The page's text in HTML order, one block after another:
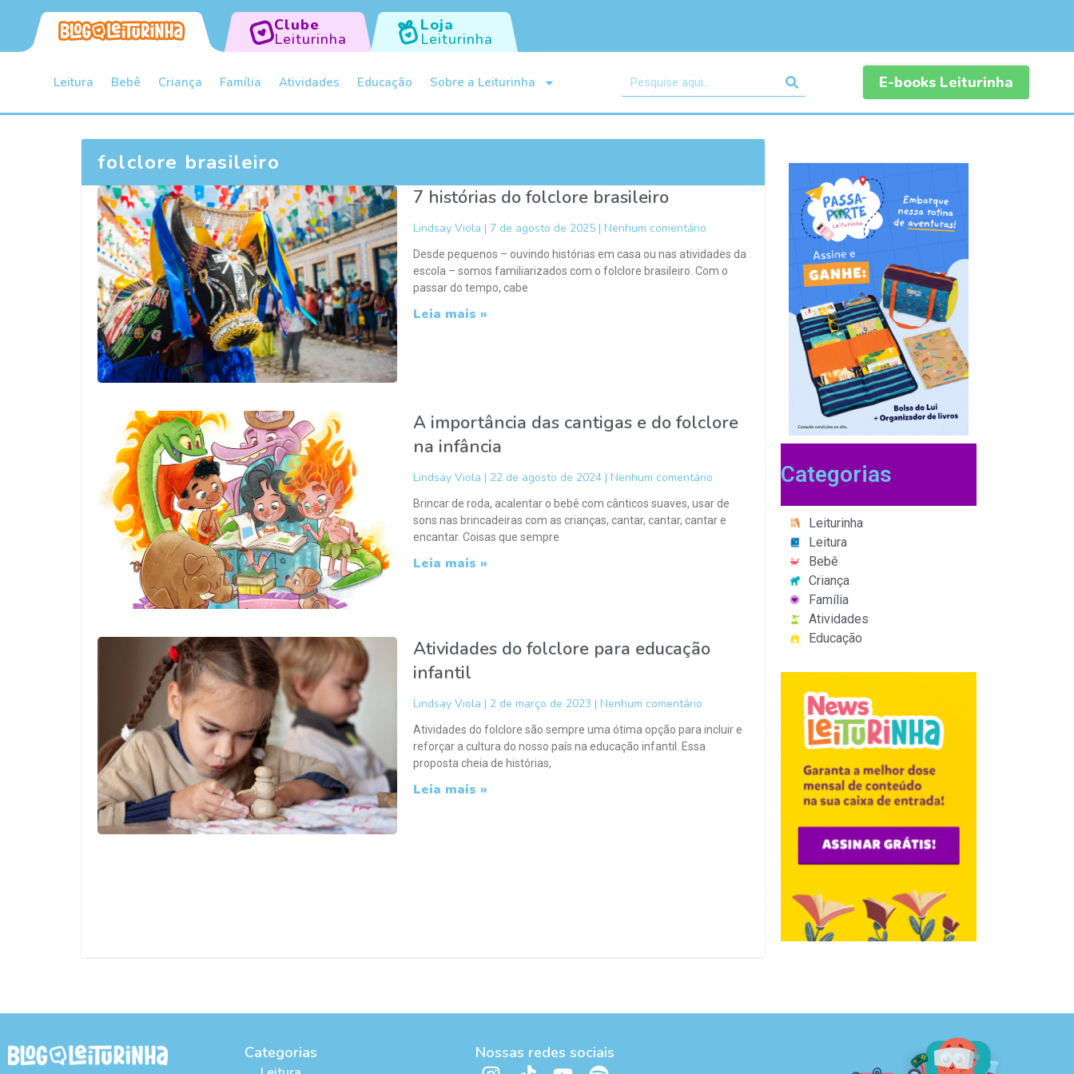
Clube
Leiturinha
Loja
Leiturinha
Leitura Bebê Criança Família Atividades Educação Sobre a Leiturinha E-books Leiturinha
folclore brasileiro
7 histórias do folclore brasileiro
Lindsay Viola 7 de agosto de 2025 Nenhum comentário
Desde pequenos – ouvindo histórias em casa ou nas atividades da
escola – somos familiarizados com o folclore brasileiro. Com o
passar do tempo, cabe
Leia mais »
A importância das cantigas e do folclore
na infância
Lindsay Viola 22 de agosto de 2024 Nenhum comentário
Brincar de roda, acalentar o bebê com cânticos suaves, usar de
sons nas brincadeiras com as crianças, cantar, cantar, cantar e
encantar. Coisas que sempre
Leia mais »
Atividades do folclore para educação
infantil
Lindsay Viola 2 de março de 2023 Nenhum comentário
Atividades do folclore são sempre uma ótima opção para incluir e
reforçar a cultura do nosso país na educação infantil. Essa
proposta cheia de histórias,
Leia mais »
Categorias
Leiturinha
Leitura
Bebê
Criança
Família
Atividades
Educação
Categorias Nossas redes sociais